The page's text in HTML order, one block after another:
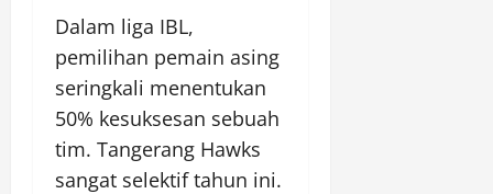
Dalam liga IBL,
pemilihan pemain asing
seringkali menentukan
50% kesuksesan sebuah
tim. Tangerang Hawks
sangat selektif tahun ini.